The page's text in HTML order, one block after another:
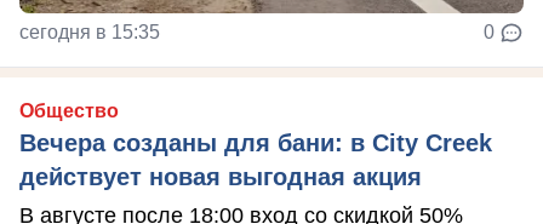
сегодня в 15:35 0
Общество
Вечера созданы для бани: в City Creek
действует новая выгодная акция
В августе после 18:00 вход со скидкой 50%